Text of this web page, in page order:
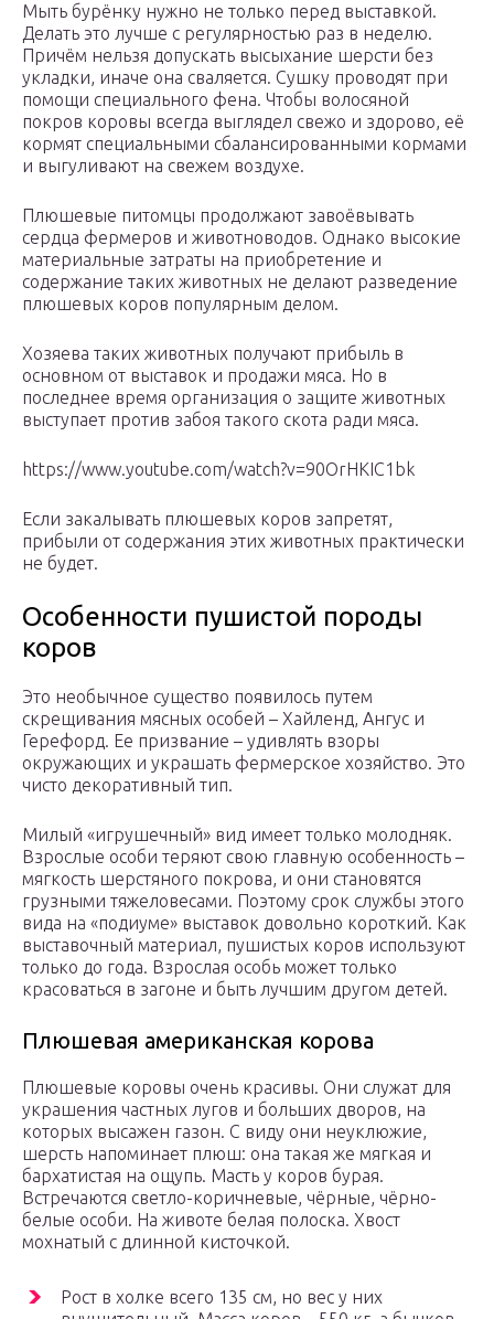
Мыть бурёнку нужно не только перед выставкой.
Делать это лучше с регулярностью раз в неделю.
Причём нельзя допускать высыхание шерсти без
укладки, иначе она сваляется. Сушку проводят при
помощи специального фена. Чтобы волосяной
покров коровы всегда выглядел свежо и здорово, её
кормят специальными сбалансированными кормами
и выгуливают на свежем воздухе.
Плюшевые питомцы продолжают завоёвывать
сердца фермеров и животноводов. Однако высокие
материальные затраты на приобретение и
содержание таких животных не делают разведение
плюшевых коров популярным делом.
Хозяева таких животных получают прибыль в
основном от выставок и продажи мяса. Но в
последнее время организация о защите животных
выступает против забоя такого скота ради мяса.
https://www.youtube.com/watch?v=90OrHKIC1bk
Если закалывать плюшевых коров запретят,
прибыли от содержания этих животных практически
не будет.
Особенности пушистой породы
коров
Это необычное существо появилось путем
скрещивания мясных особей – Хайленд, Ангус и
Герефорд. Ее призвание – удивлять взоры
окружающих и украшать фермерское хозяйство. Это
чисто декоративный тип.
Милый «игрушечный» вид имеет только молодняк.
Взрослые особи теряют свою главную особенность –
мягкость шерстяного покрова, и они становятся
грузными тяжеловесами. Поэтому срок службы этого
вида на «подиуме» выставок довольно короткий. Как
выставочный материал, пушистых коров используют
только до года. Взрослая особь может только
красоваться в загоне и быть лучшим другом детей.
Плюшевая американская корова
Плюшевые коровы очень красивы. Они служат для
украшения частных лугов и больших дворов, на
которых высажен газон. С виду они неуклюжие,
шерсть напоминает плюш: она такая же мягкая и
бархатистая на ощупь. Масть у коров бурая.
Встречаются светло-коричневые, чёрные, чёрно-
белые особи. На животе белая полоска. Хвост
мохнатый с длинной кисточкой.
Рост в холке всего 135 см, но вес у них